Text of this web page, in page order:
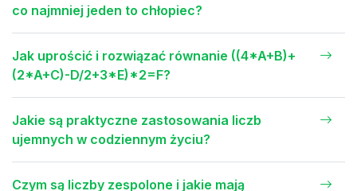
co najmniej jeden to chłopiec?
Jak uprościć i rozwiązać równanie ((4*A+B)+
(2*A+C)-D/2+3*E)*2=F?
Jakie są praktyczne zastosowania liczb
ujemnych w codziennym życiu?
Czym są liczby zespolone i jakie mają